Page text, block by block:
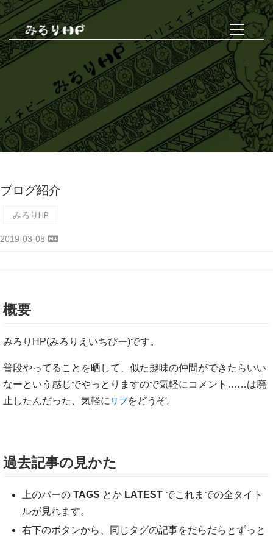
ブログ紹介
みろりHP
2019-03-08
概要
みろりHP(みろりえいちぴー)です。
普段やってることを晒して、似た趣味の仲間ができたらいい
なーという感じでやっとりますので気軽にコメント……は廃
止したんだった、気軽に リプをどうぞ。
過去記事の見かた
上のバーの TAGS とか LATEST でこれまでの全タイト
ルが見れます。
右下のボタンから、同じタグの記事をだらだらとずっと